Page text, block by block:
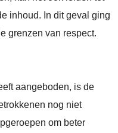
inhoud. In dit geval ging
grenzen van respect.
aangeboden, is de
nog niet
om beter